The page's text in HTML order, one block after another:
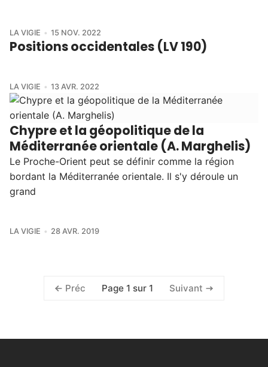
LA VIGIE 15 NOV. 2022
Positions occidentales (LV 190)
LA VIGIE 13 AVR. 2022
Chypre et la géopolitique de la
Méditerranée orientale (A. Marghelis)
Le Proche-Orient peut se définir comme la région
bordant la Méditerranée orientale. Il s'y déroule un
grand
LA VIGIE 28 AVR. 2019
Préc Page 1 sur 1 Suivant